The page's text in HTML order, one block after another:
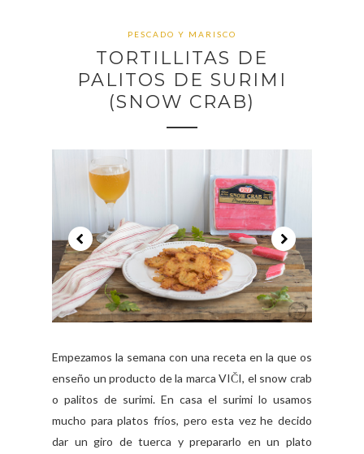
PESCADO Y MARISCO
TORTILLITAS DE
PALITOS DE SURIMI
(SNOW CRAB)
Empezamos la semana con una receta en la que os
enseño un producto de la marca VIČI, el snow crab
o palitos de surimi. En casa el surimi lo usamos
mucho para platos fríos, pero esta vez he decido
dar un giro de tuerca y prepararlo en un plato